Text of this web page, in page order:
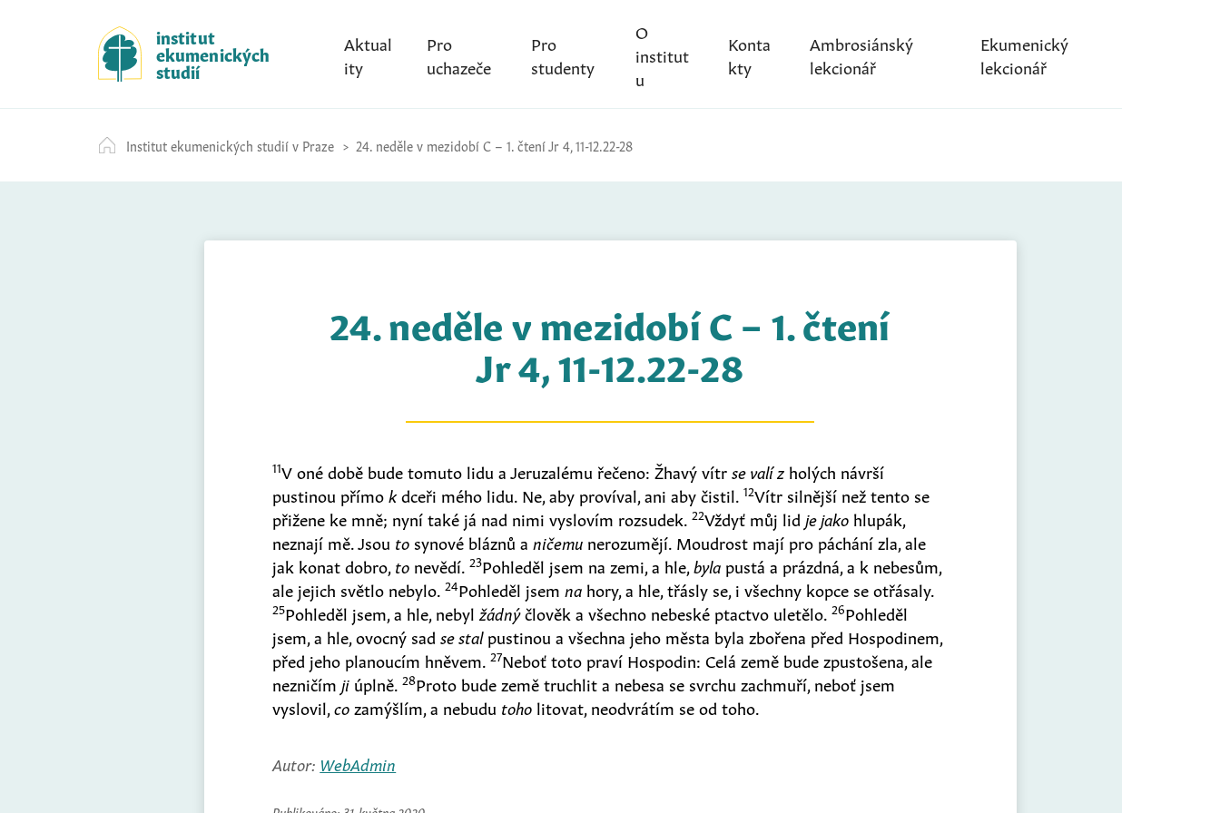
k
i
p
t
c
o
institut
ekumenických
studií
Aktual
ity
Pro
uchazeče
Pro
studenty
O
institut
u
Konta
kty
Ambrosiánský
lekcionář
Ekumenický
lekcionář
Institut ekumenických studií v Praze 24. neděle v mezidobí C – 1. čtení Jr 4, 11-12.22-28
24. neděle v mezidobí C – 1. čtení
Jr 4, 11-12.22-28
11V oné době bude tomuto lidu a Jeruzalému řečeno: Žhavý vítr se valí z holých návrší
pustinou přímo kdceři mého lidu. Ne, aby províval, ani aby čistil.12Vítr silnější než tento se
přižene ke mně; nyní také já nad nimi vyslovím rozsudek.22Vždyť můj lid je jako hlupák,
neznají mě. Jsou to synové bláznů a ničemu nerozumějí. Moudrost mají pro páchání zla, ale
jak konat dobro, to nevědí.23Pohleděl jsem na zemi, a hle,byla pustá a prázdná, a k nebesům,
ale jejich světlo nebylo.24Pohleděl jsem na hory, a hle, třásly se, i všechny kopce se otřásaly.
25Pohleděl jsem, a hle, nebyl žádnýčlověk a všechno nebeské ptactvo uletělo.26Pohleděl
jsem, a hle, ovocný sad se stalpustinou a všechna jeho města byla zbořena před Hospodinem,
před jeho planoucím hněvem.27Neboť toto praví Hospodin: Celá země bude zpustošena, ale
nezničím ji úplně.28Proto bude země truchlit a nebesa se svrchu zachmuří, neboť jsem
vyslovil,co zamýšlím, a nebudu toho litovat, neodvrátím se od toho.
Autor: WebAdmin